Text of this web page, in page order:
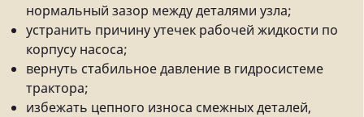
нормальный зазор между деталями узла;
устранить причину утечек рабочей жидкости по
корпусу насоса;
вернуть стабильное давление в гидросистеме
трактора;
избежать цепного износа смежных деталей,